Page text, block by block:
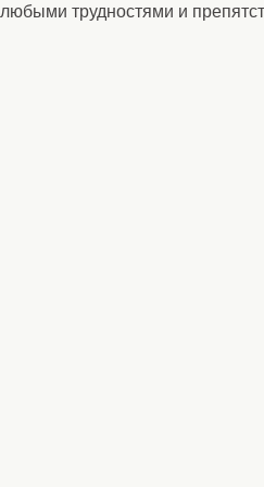
любыми трудностями и